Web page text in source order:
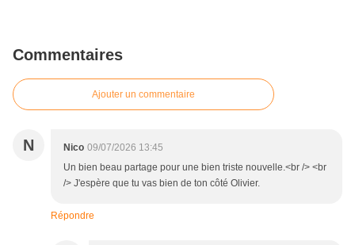
Commentaires
Ajouter un commentaire
N Nico 09/07/2026 13:45
Un bien beau partage pour une bien triste nouvelle.<br /> <br
/> J'espère que tu vas bien de ton côté Olivier.
Répondre